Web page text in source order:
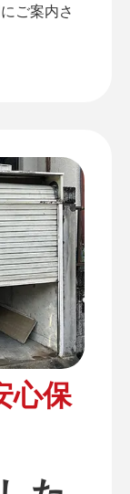
ご案内さ
心保